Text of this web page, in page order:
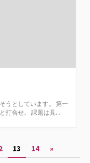
うとしています。 第一
打合せ。 課題は見...
13 14 »